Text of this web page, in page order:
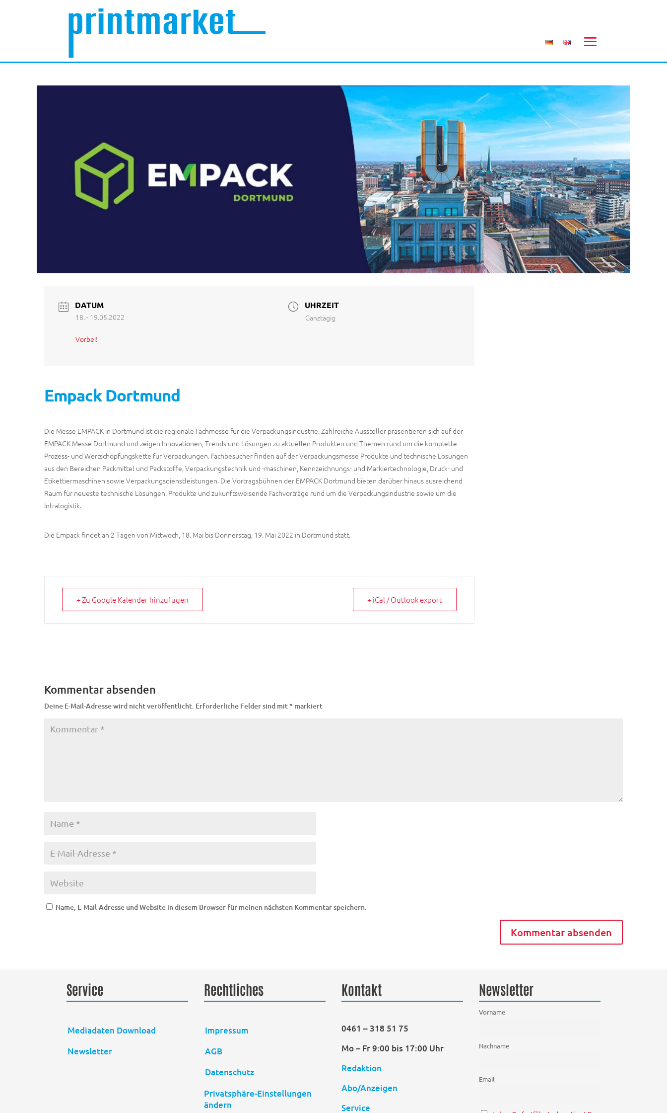
DATUM
18. - 19.05.2022
Vorbei!
UHRZEIT
Ganztägig
Empack Dortmund
Die Messe EMPACK in Dortmund ist die regionale Fachmesse für die Verpackungsindustrie. Zahlreiche Aussteller präsentieren sich auf der
EMPACK Messe Dortmund und zeigen Innovationen, Trends und Lösungen zu aktuellen Produkten und Themen rund um die komplette
Prozess- und Wertschöpfungskette für Verpackungen. Fachbesucher finden auf der Verpackungsmesse Produkte und technische Lösungen
aus den Bereichen Packmittel und Packstoffe, Verpackungstechnik und -maschinen, Kennzeichnungs- und Markiertechnologie, Druck- und
Etikettiermaschinen sowie Verpackungsdienstleistungen. Die Vortragsbühnen der EMPACK Dortmund bieten darüber hinaus ausreichend
Raum für neueste technische Lösungen, Produkte und zukunftsweisende Fachvorträge rund um die Verpackungsindustrie sowie um die
Intralogistik.
Die Empack findet an 2 Tagen von Mittwoch, 18. Mai bis Donnerstag, 19. Mai 2022 in Dortmund statt.
+ Zu Google Kalender hinzufügen + iCal / Outlook export
Kommentar absenden
Deine E-Mail-Adresse wird nicht veröffentlicht. Erforderliche Felder sind mit* markiert
Name, E-Mail-Adresse und Website in diesem Browser für meinen nächsten Kommentar speichern.
Service
Mediadaten Download
Newsletter
Rechtliches
Impressum
AGB
Datenschutz
Privatsphäre-Einstellungen
ändern
Kontakt
0461 – 318 51 75
Mo – Fr 9:00 bis 17:00 Uhr
Redaktion
Abo/Anzeigen
Service
Newsletter
Vorname
Nachname
Email